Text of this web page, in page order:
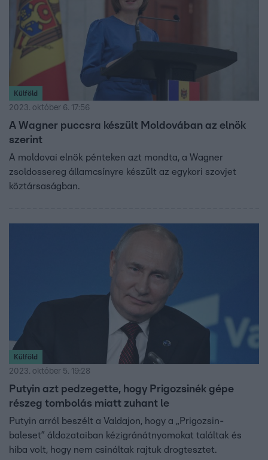
júniusának legfontosabb történései.
Külföld
2023. október 6. 17:56
A Wagner puccsra készült Moldovában az elnök
szerint
A moldovai elnök pénteken azt mondta, a Wagner
zsoldossereg államcsínyre készült az egykori szovjet
köztársaságban.
Külföld
2023. október 5. 19:28
Putyin azt pedzegette, hogy Prigozsinék gépe
részeg tombolás miatt zuhant le
Putyin arról beszélt a Valdajon, hogy a „Prigozsin-
baleset” áldozataiban kézigránátnyomokat találtak és
hiba volt, hogy nem csináltak rajtuk drogtesztet.